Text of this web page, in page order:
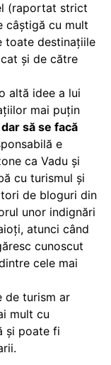
(raportat strict
câștigă cu mult
toate destinațiile
și de către
altă idee a lui
mai puțin
să se facă
e
ca Vadu și
cu turismul și
de bloguri din
unor indignări
atunci când
cunoscut
cele mai
de turism ar
mult cu
și poate fi